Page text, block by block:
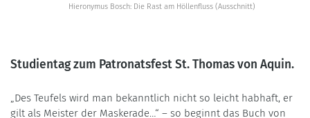
Hieronymus Bosch: Die Rast am Höllenfluss (Ausschnitt)
Studientag zum Patronatsfest St. Thomas von Aquin.
„Des Teufels wird man bekanntlich nicht so leicht habhaft, er
gilt als Meister der Maskerade…“ – so beginnt das Buch von